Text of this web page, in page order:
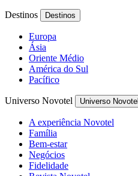
Destinos Destinos
Europa
Ásia
Oriente Médio
América do Sul
Pacífico
Universo Novotel Universo Novotel
A experiência Novotel
Família
Bem-estar
Negócios
Fidelidade